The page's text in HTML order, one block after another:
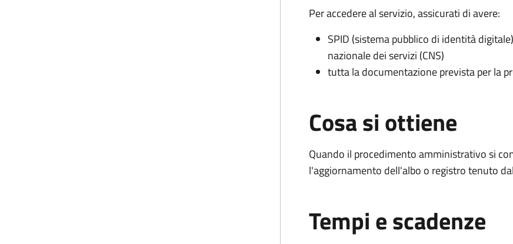
Per accedere al servizio, assicurati di avere:
SPID (sistema pubblico di identità
nazionale dei servizi (CNS)
tutta la documentazione prevista per la
Cosa si ottiene
Quando il procedimento amministrativo si
l'aggiornamento dell'albo o registro tenuto
Tempi e scadenze